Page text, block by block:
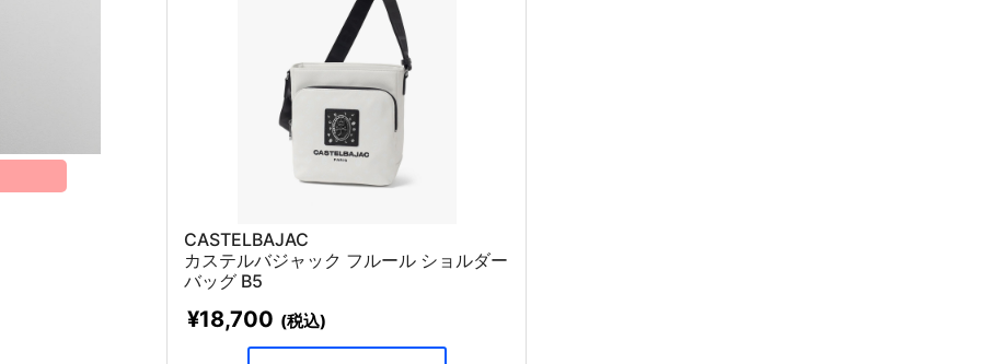
CASTELBAJAC
カステルバジャック フルール ショルダー
バッグ B5
¥18,700 (税込)